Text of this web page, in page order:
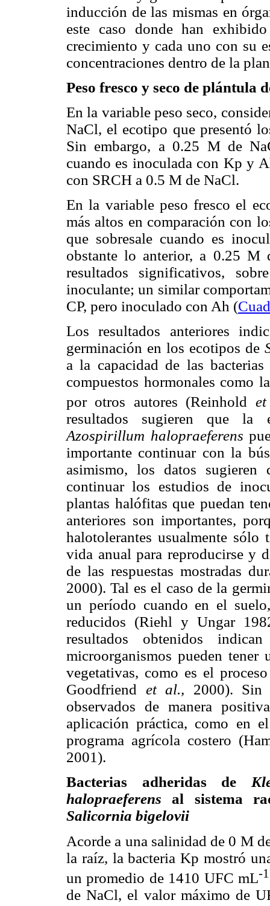
inducción de las mismas en
este caso donde han
crecimiento y cada uno con su
concentraciones dentro de la
Peso fresco y seco de plántula
En la variable peso seco,
NaCl, el ecotipo que presentó
Sin embargo, a 0.25 M de
cuando es inoculada con Kp y
con SRCH a 0.5 M de NaCl.
En la variable peso fresco el
más altos en comparación con
que sobresale cuando es
obstante lo anterior, a 0.25 M
resultados significativos,
inoculante; un similar
CP, pero inoculado con Ah (
Los resultados anteriores
germinación en los ecotipos de
a la capacidad de las
compuestos hormonales como
por otros autores (Reinhold
resultados sugieren que
Azospirillum halopraeferens
importante continuar con la
asimismo, los datos sugieren
continuar los estudios de
plantas halófitas que puedan
anteriores son importantes,
halotolerantes usualmente
vida anual para reproducirse y
de las respuestas mostradas
2000). Tal es el caso de la
un período cuando en el
reducidos (Riehl y Ungar
resultados obtenidos
microorganismos pueden
vegetativas, como es el
Goodfriend et al., 2000). Sin
observados de manera
aplicación práctica, como en
programa agrícola costero
2001).
Bacterias adheridas de
halopraeferens al sistema
Salicornia bigelovii
Acorde a una salinidad de 0 M
la raíz, la bacteria Kp mostró
un promedio de 1410 UFC mL-1
de NaCl, el valor máximo de